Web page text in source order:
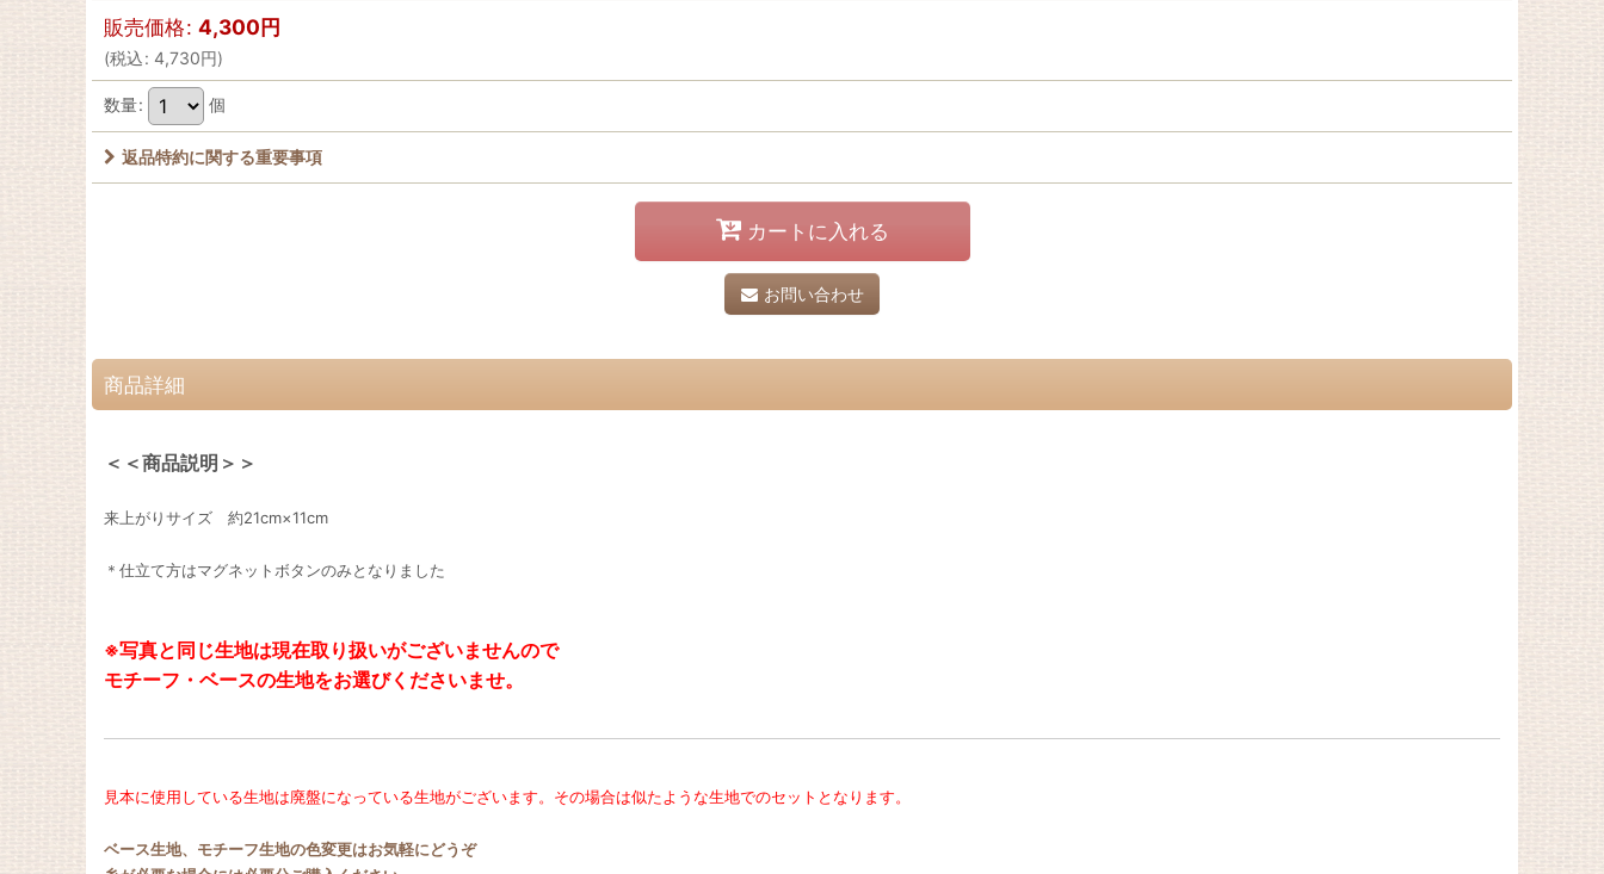
販売価格: 4,300円
(税込: 4,730円)
数量: 個
返品特約に関する重要事項
カートに入れる
お問い合わせ
商品詳細
＜＜商品説明＞＞
来上がりサイズ 約21cm×11cm
＊仕立て方はマグネットボタンのみとなりました
※写真と同じ生地は現在取り扱いがございませんので
モチーフ・ベースの生地をお選びくださいませ。
見本に使用している生地は廃盤になっている生地がございます。その場合は似たような生地でのセットとなります。
ベース生地、モチーフ生地の色変更はお気軽にどうぞ